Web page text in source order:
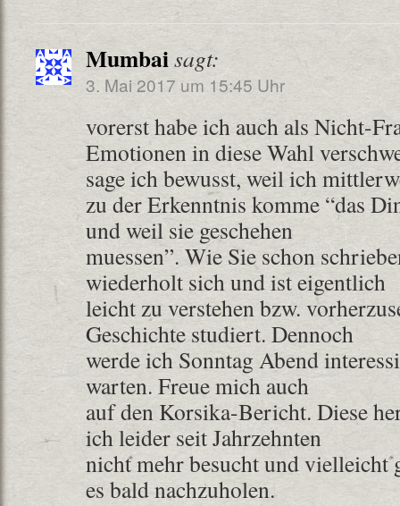
Mumbaisagt:
3. Mai 2017 um 15:45 Uhr
vorerst habe ich auch als Nicht-
Emotionen in diese Wahl
sage ich bewusst, weil ich
zu der Erkenntnis komme “das
und weil sie geschehen
muessen”. Wie Sie schon
wiederholt sich und ist eigentlich
leicht zu verstehen bzw.
Geschichte studiert. Dennoch
werde ich Sonntag Abend
warten. Freue mich auch
auf den Korsika-Bericht. Diese
ich leider seit Jahrzehnten
nicht mehr besucht und
es bald nachzuholen.